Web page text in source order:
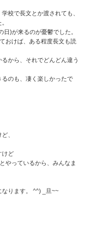
校で長文とか渡されても、
)が来るのが憂鬱でした。
おけば、ある程度長文も読
から、それでどんどん違う
のも、凄く楽しかったで
、
けど
やっているから、みんなま
ります。 ^^) _旦~~